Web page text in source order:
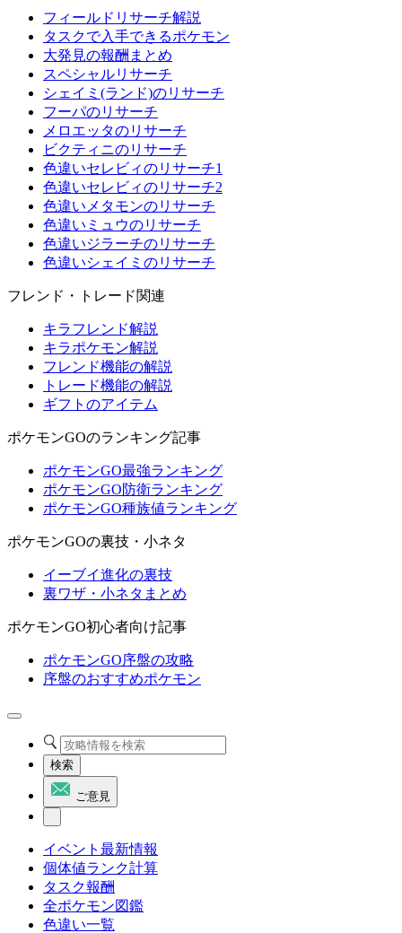
フィールドリサーチ解説
タスクで入手できるポケモン
大発見の報酬まとめ
スペシャルリサーチ
シェイミ(ランド)のリサーチ
フーパのリサーチ
メロエッタのリサーチ
ビクティニのリサーチ
色違いセレビィのリサーチ1
色違いセレビィのリサーチ2
色違いメタモンのリサーチ
色違いミュウのリサーチ
色違いジラーチのリサーチ
色違いシェイミのリサーチ
フレンド・トレード関連
キラフレンド解説
キラポケモン解説
フレンド機能の解説
トレード機能の解説
ギフトのアイテム
ポケモンGOのランキング記事
ポケモンGO最強ランキング
ポケモンGO防衛ランキング
ポケモンGO種族値ランキング
ポケモンGOの裏技・小ネタ
イーブイ進化の裏技
裏ワザ・小ネタまとめ
ポケモンGO初心者向け記事
ポケモンGO序盤の攻略
序盤のおすすめポケモン
検索
ご意見
イベント最新情報
個体値ランク計算
タスク報酬
全ポケモン図鑑
色違い一覧